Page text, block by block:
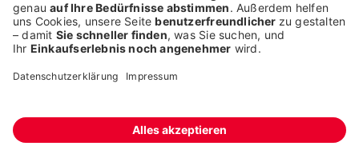
ICH BIN KEIN KUNDE